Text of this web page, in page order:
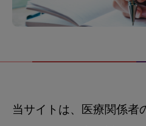
当サイトは、医療関係者